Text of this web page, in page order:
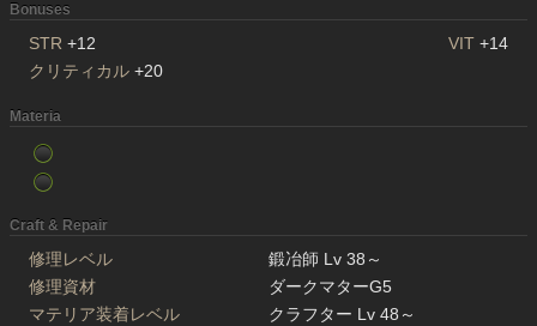
Bonuses
STR +12 VIT +14
クリティカル +20
Materia
Craft & Repair
修理レベル
鍛冶師 Lv 38～
修理資材
ダークマターG5
マテリア装着レベル
クラフター Lv 48～